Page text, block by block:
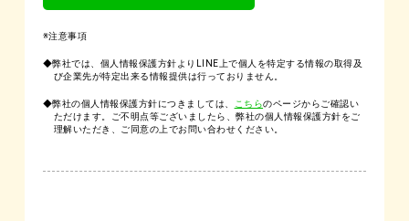
※注意事項
◆弊社では、個人情報保護方針よりLINE上で個人を特定する情報の取得及
び企業先が特定出来る情報提供は行っておりません。
◆弊社の個人情報保護方針につきましては、 こちらのページからご確認い
ただけます。ご不明点等ございましたら、弊社の個人情報保護方針をご
理解いただき、ご同意の上でお問い合わせください。